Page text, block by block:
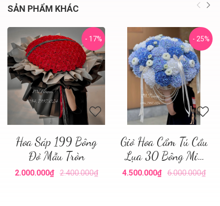
SẢN PHẨM KHÁC
- 17%
Hoa Sáp 199 Bông
Đỏ Mẫu Tròn
2.000.000₫ 2.400.000₫
- 25%
Giỏ Hoa Cẩm Tú Cầu
Lụa 30 Bông Mix
Tone Xanh
4.500.000₫ 6.000.000₫